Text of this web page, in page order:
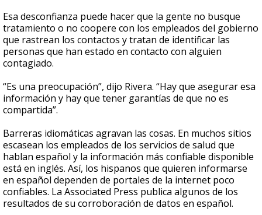
Esa desconfianza puede hacer que la gente no busque
tratamiento o no coopere con los empleados del gobierno
que rastrean los contactos y tratan de identificar las
personas que han estado en contacto con alguien
contagiado.
“Es una preocupación”, dijo Rivera. “Hay que asegurar esa
información y hay que tener garantías de que no es
compartida”.
Barreras idiomáticas agravan las cosas. En muchos sitios
escasean los empleados de los servicios de salud que
hablan español y la información más confiable disponible
está en inglés. Así, los hispanos que quieren informarse
en español dependen de portales de la internet poco
confiables. La Associated Press publica algunos de los
resultados de su corroboración de datos en español.